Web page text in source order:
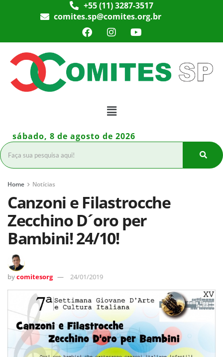
+55 (11) 3287-3517
comites.sp@comites.org.br
sábado, 8 de agosto de 2026
Home Notícias
Canzoni e Filastrocche
Zecchino D´oro per
Bambini! 24/10!
bycomitesorg 24/01/2019